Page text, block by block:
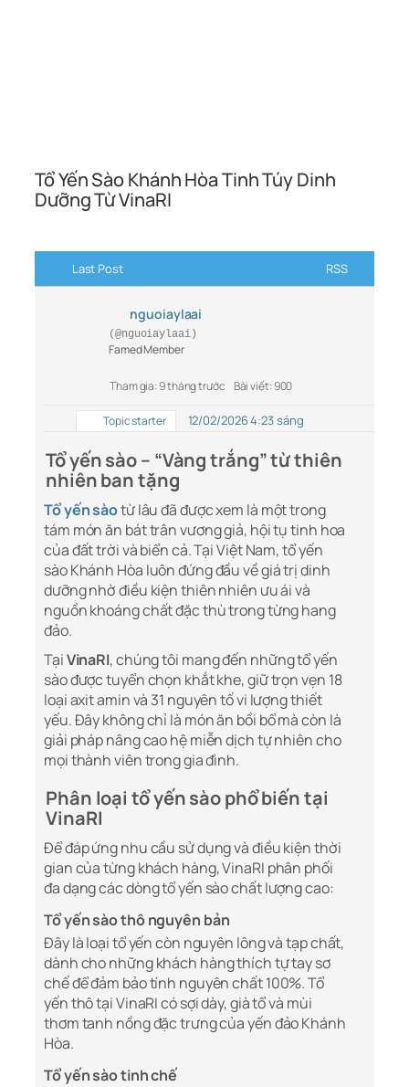
Tổ Yến Sào Khánh Hòa Tinh Túy Dinh
Dưỡng Từ VinaRI
Last Post RSS
nguoiaylaai
(@nguoiaylaai)
Famed Member
Tham gia: 9 tháng trước Bài viết: 900
Topic starter 12/02/2026 4:23 sáng
Tổ yến sào – “Vàng trắng” từ thiên
nhiên ban tặng
Tổ yến sàotừ lâu đã được xem là một trong
tám món ăn bát trân vương giả, hội tụ tinh hoa
của đất trời và biển cả. Tại Việt Nam, tổ yến
sào Khánh Hòa luôn đứng đầu về giá trị dinh
dưỡng nhờ điều kiện thiên nhiên ưu ái và
nguồn khoáng chất đặc thù trong từng hang
đảo.
TạiVinaRI, chúng tôi mang đến những tổ yến
sào được tuyển chọn khắt khe, giữ trọn vẹn 18
loại axit amin và 31 nguyên tố vi lượng thiết
yếu. Đây không chỉ là món ăn bồi bổ mà còn là
giải pháp nâng cao hệ miễn dịch tự nhiên cho
mọi thành viên trong gia đình.
Phân loại tổ yến sào phổ biến tại
VinaRI
Để đáp ứng nhu cầu sử dụng và điều kiện thời
gian của từng khách hàng, VinaRI phân phối
đa dạng các dòng tổ yến sào chất lượng cao:
Tổ yến sào thô nguyên bản
Đây là loại tổ yến còn nguyên lông và tạp chất,
dành cho những khách hàng thích tự tay sơ
chế để đảm bảo tính nguyên chất 100%. Tổ
yến thô tại VinaRI có sợi dày, già tổ và mùi
thơm tanh nồng đặc trưng của yến đảo Khánh
Hòa.
Tổ yến sào tinh chế